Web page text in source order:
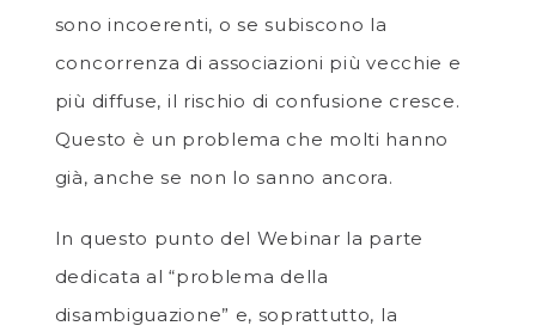
sono incoerenti, o se subiscono la
concorrenza di associazioni più vecchie e
più diffuse, il rischio di confusione cresce.
Questo è un problema che molti hanno
già, anche se non lo sanno ancora.
In questo punto del Webinar la parte
dedicata al “problema della
disambiguazione” e, soprattutto, la